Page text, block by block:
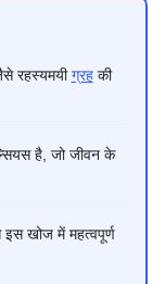
रहस्यमयीग्रहकी
है, जो जीवन के
इस खोज में महत्वपूर्ण